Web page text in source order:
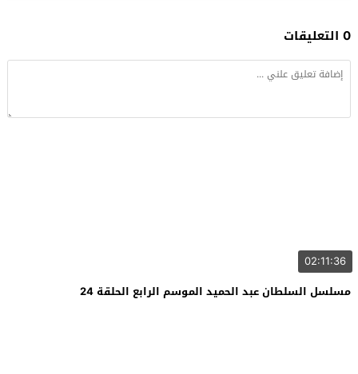
0 التعليقات
02:11:36
مسلسل السلطان عبد الحميد الموسم الرابع الحلقة 24